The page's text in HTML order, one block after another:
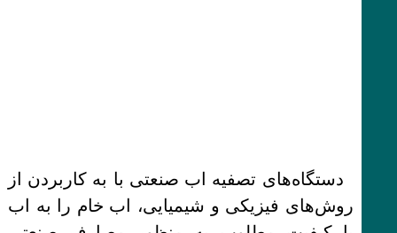
دستگاه‌های تصفیه اب صنعتی با به کاربردن از
روش‌های فیزیکی و شیمیایی، اب خام را به اب